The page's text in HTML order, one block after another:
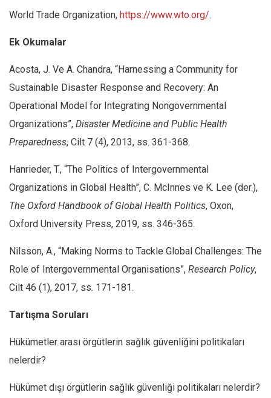
World Trade Organization, https://www.wto.org/.
Ek Okumalar
Acosta, J. Ve A. Chandra, “Harnessing a Community for
Sustainable Disaster Response and Recovery: An
Operational Model for Integrating Nongovernmental
Organizations”, Disaster Medicine and Public Health
Preparedness, Cilt 7 (4), 2013, ss. 361-368.
Hanrieder, T., “The Politics of Intergovernmental
Organizations in Global Health”, C. McInnes ve K. Lee (der.),
The Oxford Handbook of Global Health Politics, Oxon,
Oxford University Press, 2019, ss. 346-365.
Nilsson, A., “Making Norms to Tackle Global Challenges: The
Role of Intergovernmental Organisations”, Research Policy,
Cilt 46 (1), 2017, ss. 171-181.
Tartışma Soruları
Hükümetler arası örgütlerin sağlık güvenliğini politikaları
nelerdir?
Hükümet dışı örgütlerin sağlık güvenliği politikaları nelerdir?